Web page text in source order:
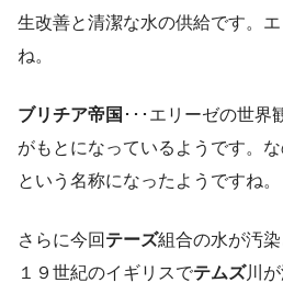
生改善と清潔な水の供給です。
ね。
ブリチア帝国 ･･･エリーゼの世界
がもとになっているようです。
という名称になったようですね。
さらに今回 テーズ組合の水が汚
１９世紀のイギリスでテムズ川